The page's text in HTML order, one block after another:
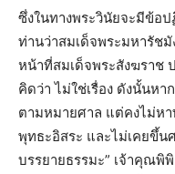
ซึ่งในทางพระวินัยจะมีข้อ
ท่านว่าสมเด็จพระมหารัช
หน้าที่สมเด็จพระสังฆราช
คิดว่า ไม่ใช่เรื่อง ดังนั้นห
ตามหมายศาล แต่คงไม่หา
พุทธะอิสระ และไม่เคยขึ้น
บรรยายธรรมะ” เจ้าคุณพิ